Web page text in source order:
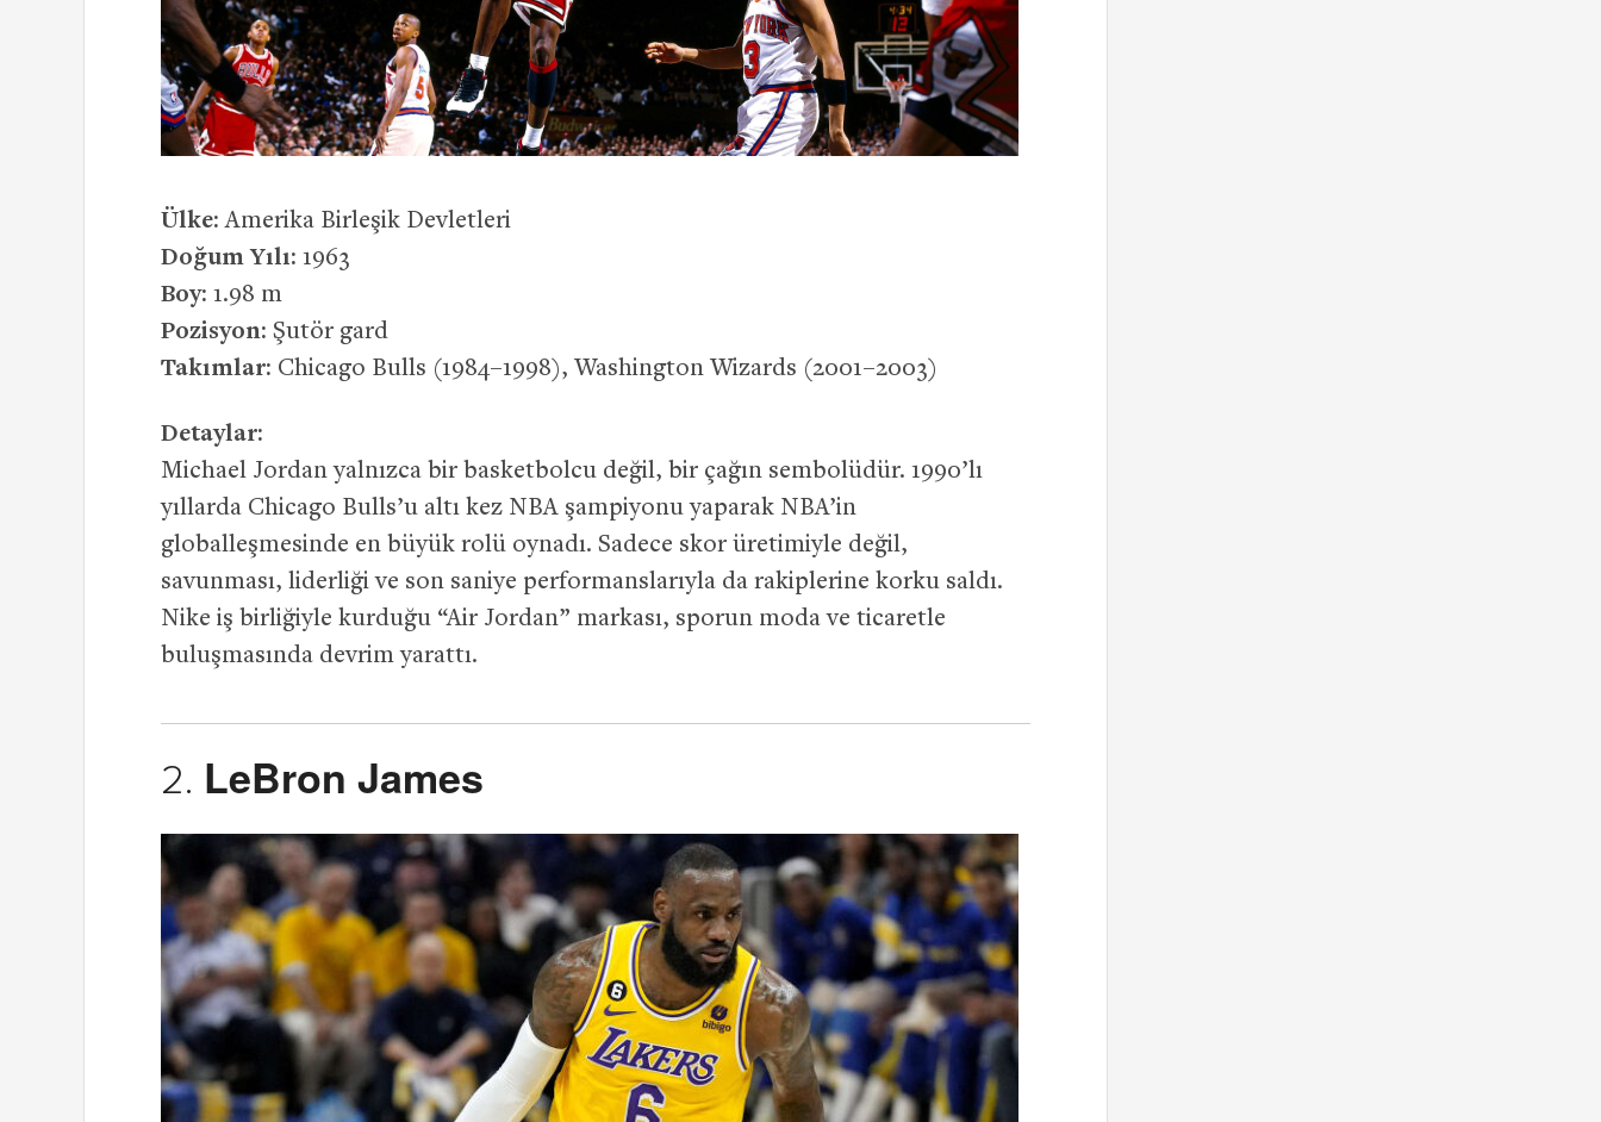
Ülke: Amerika Birleşik Devletleri
Doğum Yılı: 1963
Boy: 1.98 m
Pozisyon: Şutör gard
Takımlar: Chicago Bulls (1984–1998), Washington Wizards (2001–2003)
Detaylar:
Michael Jordan yalnızca bir basketbolcu değil, bir çağın sembolüdür. 1990’lı
yıllarda Chicago Bulls’u altı kez NBA şampiyonu yaparak NBA’in
globalleşmesinde en büyük rolü oynadı. Sadece skor üretimiyle değil,
savunması, liderliği ve son saniye performanslarıyla da rakiplerine korku saldı.
Nike iş birliğiyle kurduğu “Air Jordan” markası, sporun moda ve ticaretle
buluşmasında devrim yarattı.
2. LeBron James